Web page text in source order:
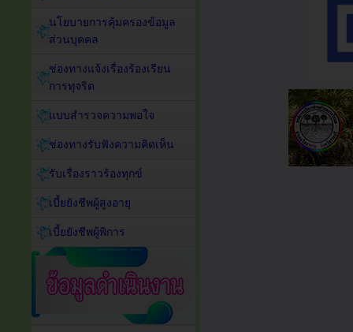
นโยบายการคุ้มครองข้อมูล
ส่วนบุคคล
ช่องทางแจ้งเรื่องร้องเรียน
การทุจริต
แบบสำรวจความพอใจ
ช่องทางรับฟังความคิดเห็น
รับเรื่องราวร้องทุกข์
เบี้ยยังชีพผู้สูงอายุ
เบี้ยยังชีพผู้พิการ